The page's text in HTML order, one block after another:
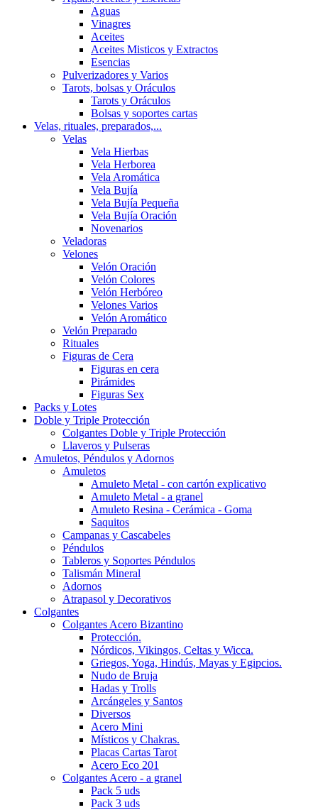
Aguas
Vinagres
Aceites
Aceites Misticos y Extractos
Esencias
Pulverizadores y Varios
Tarots, bolsas y Oráculos
Tarots y Oráculos
Bolsas y soportes cartas
Velas, rituales, preparados,...
Velas
Vela Hierbas
Vela Herborea
Vela Aromática
Vela Bujía
Vela Bujía Pequeña
Vela Bujía Oración
Novenarios
Veladoras
Velones
Velón Oración
Velón Colores
Velón Herbóreo
Velones Varios
Velón Aromático
Velón Preparado
Rituales
Figuras de Cera
Figuras en cera
Pirámides
Figuras Sex
Packs y Lotes
Doble y Triple Protección
Colgantes Doble y Triple Protección
Llaveros y Pulseras
Amuletos, Péndulos y Adornos
Amuletos
Amuleto Metal - con cartón explicativo
Amuleto Metal - a granel
Amuleto Resina - Cerámica - Goma
Saquitos
Campanas y Cascabeles
Péndulos
Tableros y Soportes Péndulos
Talismán Mineral
Adornos
Atrapasol y Decorativos
Colgantes
Colgantes Acero Bizantino
Protección.
Nórdicos, Vikingos, Celtas y Wicca.
Griegos, Yoga, Hindús, Mayas y Egipcios.
Nudo de Bruja
Hadas y Trolls
Arcángeles y Santos
Diversos
Acero Mini
Místicos y Chakras.
Placas Cartas Tarot
Acero Eco 201
Colgantes Acero - a granel
Pack 5 uds
Pack 3 uds